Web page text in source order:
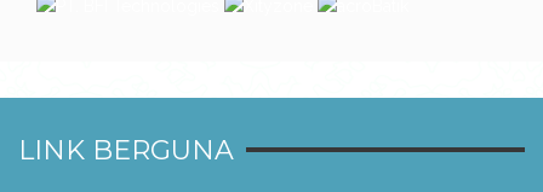
LINK BERGUNA